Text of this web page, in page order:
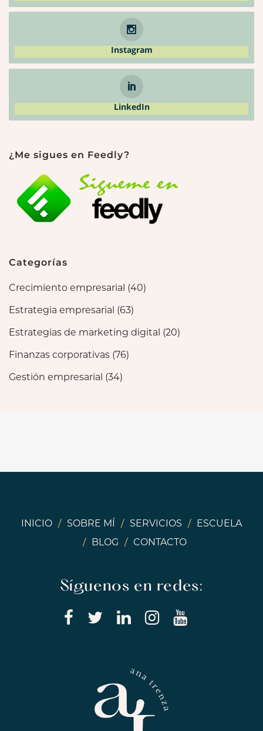
Instagram
LinkedIn
¿Me sigues en Feedly?
Categorías
Crecimiento empresarial (40)
Estrategia empresarial (63)
Estrategias de marketing digital (20)
Finanzas corporativas (76)
Gestión empresarial (34)
INICIO / SOBRE MÍ / SERVICIOS / ESCUELA
/
BLOG / CONTACTO
Síguenos en redes: